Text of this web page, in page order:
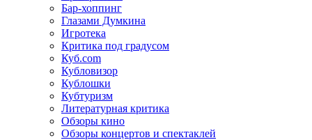
Бар-хоппинг
Глазами Думкина
Игротека
Критика под градусом
Куб.com
Кубловизор
Кублошки
Кубтуризм
Литературная критика
Обзоры кино
Обзоры концертов и спектаклей